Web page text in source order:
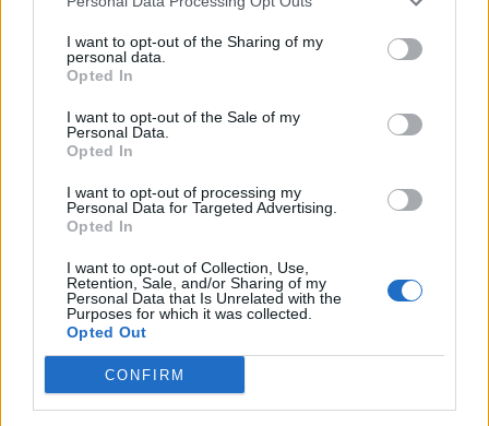
I want to opt-out of the Sharing of my
personal data.
Opted In
I want to opt-out of the Sale of my
Personal Data.
Opted In
I want to opt-out of processing my
Personal Data for Targeted Advertising.
Opted In
I want to opt-out of Collection, Use,
Retention, Sale, and/or Sharing of my
Personal Data that Is Unrelated with the
Purposes for which it was collected.
Opted Out
CONFIRM